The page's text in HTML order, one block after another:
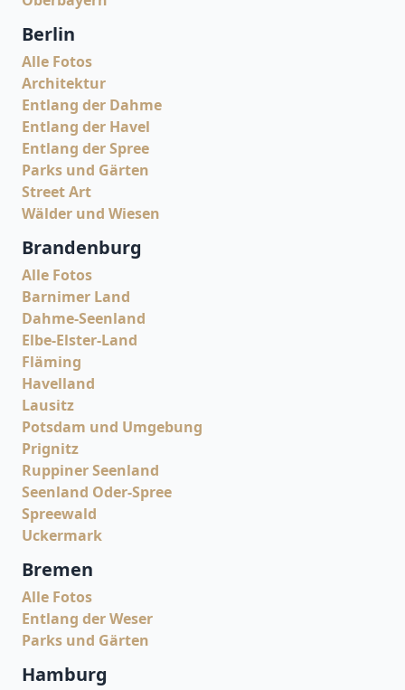
Berlin
Alle Fotos
Architektur
Entlang der Dahme
Entlang der Havel
Entlang der Spree
Parks und Gärten
Street Art
Wälder und Wiesen
Brandenburg
Alle Fotos
Barnimer Land
Dahme-Seenland
Elbe-Elster-Land
Fläming
Havelland
Lausitz
Potsdam und Umgebung
Prignitz
Ruppiner Seenland
Seenland Oder-Spree
Spreewald
Uckermark
Bremen
Alle Fotos
Entlang der Weser
Parks und Gärten
Hamburg